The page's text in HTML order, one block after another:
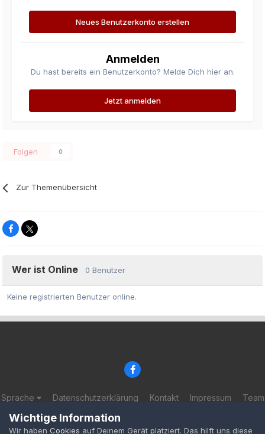
Neues Benutzerkonto erstellen
Anmelden
Du hast bereits ein Benutzerkonto? Melde Dich hier an.
Jetzt anmelden
Folgen 0
Zur Themenübersicht
Wer ist Online 0 Benutzer
Keine registrierten Benutzer online.
Sprache Datenschutzerklärung Kontakt Impressum Team
© 2002-2025 BF-Games.net
Powered by Invision Community
Wichtige Information
Wir haben Cookies auf Deinem Gerät platziert. Das hilft uns diese